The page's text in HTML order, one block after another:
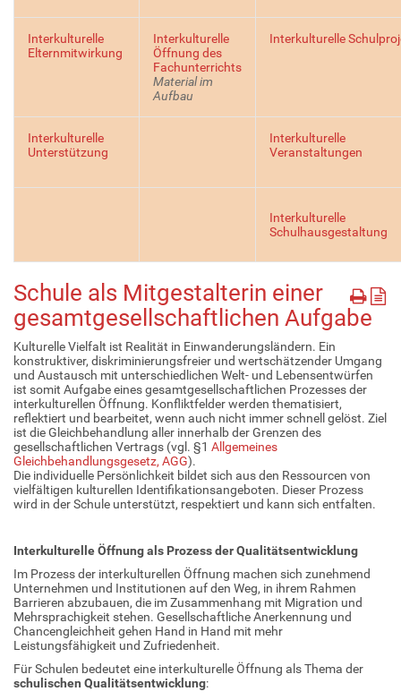
Interkulturelle
Elternmitwirkung
Interkulturelle
Öffnung des
Fachunterrichts
Material im
Aufbau
Interkulturelle
Interkulturelle
Unterstützung
Interkulturelle
Veranstaltungen
Interkulturelle
Schulhausgestaltung
Schule als Mitgestalterin einer
gesamtgesellschaftlichen Aufgabe
Kulturelle Vielfalt ist Realität in Einwanderungsländern. Ein
konstruktiver, diskriminierungsfreier und wertschätzender Umgang
und Austausch mit unterschiedlichen Welt- und Lebensentwürfen
ist somit Aufgabe eines gesamtgesellschaftlichen Prozesses der
interkulturellen Öffnung. Konfliktfelder werden thematisiert,
reflektiert und bearbeitet, wenn auch nicht immer schnell gelöst. Ziel
ist die Gleichbehandlung aller innerhalb der Grenzen des
gesellschaftlichen Vertrags (vgl. §1 Allgemeines
Gleichbehandlungsgesetz, AGG).
Die individuelle Persönlichkeit bildet sich aus den Ressourcen von
vielfältigen kulturellen Identifikationsangeboten. Dieser Prozess
wird in der Schule unterstützt, respektiert und kann sich entfalten.
Interkulturelle Öffnung als Prozess der Qualitätsentwicklung
Im Prozess der interkulturellen Öffnung machen sich zunehmend
Unternehmen und Institutionen auf den Weg, in ihrem Rahmen
Barrieren abzubauen, die im Zusammenhang mit Migration und
Mehrsprachigkeit stehen. Gesellschaftliche Anerkennung und
Chancengleichheit gehen Hand in Hand mit mehr
Leistungsfähigkeit und Zufriedenheit.
Für Schulen bedeutet eine interkulturelle Öffnung als Thema der
schulischen Qualitätsentwicklung: